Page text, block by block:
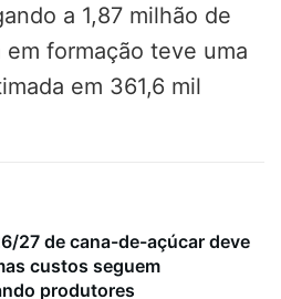
a 1,87 milhão de
formação teve uma
em 361,6 mil
27 de cana-de-açúcar deve
custos seguem
produtores